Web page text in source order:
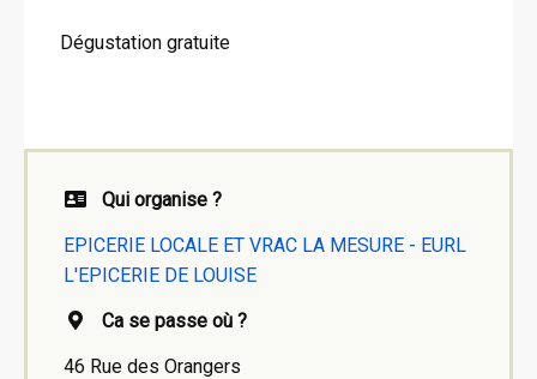
Dégustation gratuite
Qui organise ?
EPICERIE LOCALE ET VRAC LA MESURE - EURL
L'EPICERIE DE LOUISE
Ca se passe où ?
46 Rue des Orangers